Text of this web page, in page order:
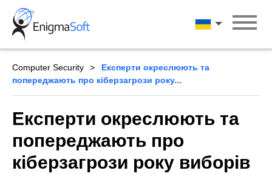
Skip
content
Українська
Computer Security
Експерти окреслюють та
попереджають про кіберзагрози року...
Експерти окреслюють та
попереджають про
кіберзагрози року виборів